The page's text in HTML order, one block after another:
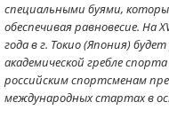
специальными буями,
обеспечивая равновесие. На
года в г. Токио (Япония)
академической гребле
российским спортсменам
международных стартах в